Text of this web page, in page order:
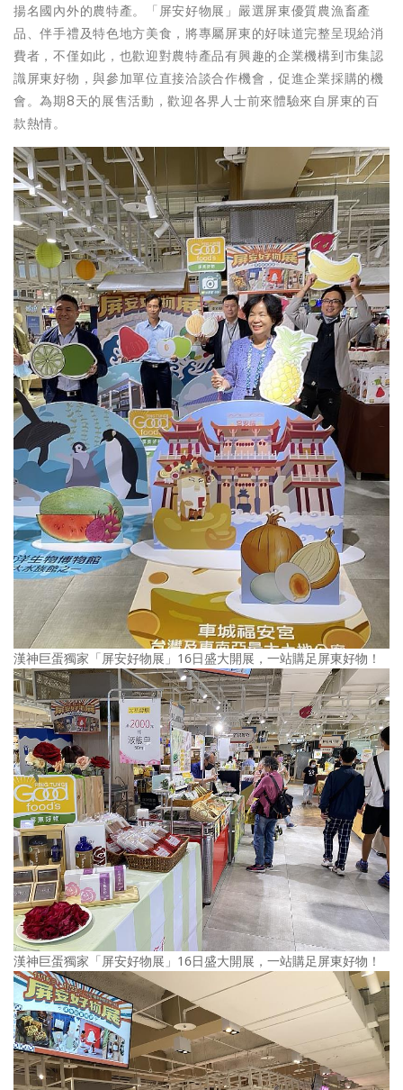
揚名國內外的農特產。「屏安好物展」嚴選屏東優質農漁畜產
品、伴手禮及特色地方美食，將專屬屏東的好味道完整呈現給消
費者，不僅如此，也歡迎對農特產品有興趣的企業機構到市集認
識屏東好物，與參加單位直接洽談合作機會，促進企業採購的機
會。為期8天的展售活動，歡迎各界人士前來體驗來自屏東的百
款熱情。
漢神巨蛋獨家「屏安好物展」16日盛大開展，一站購足屏東好物！
漢神巨蛋獨家「屏安好物展」16日盛大開展，一站購足屏東好物！